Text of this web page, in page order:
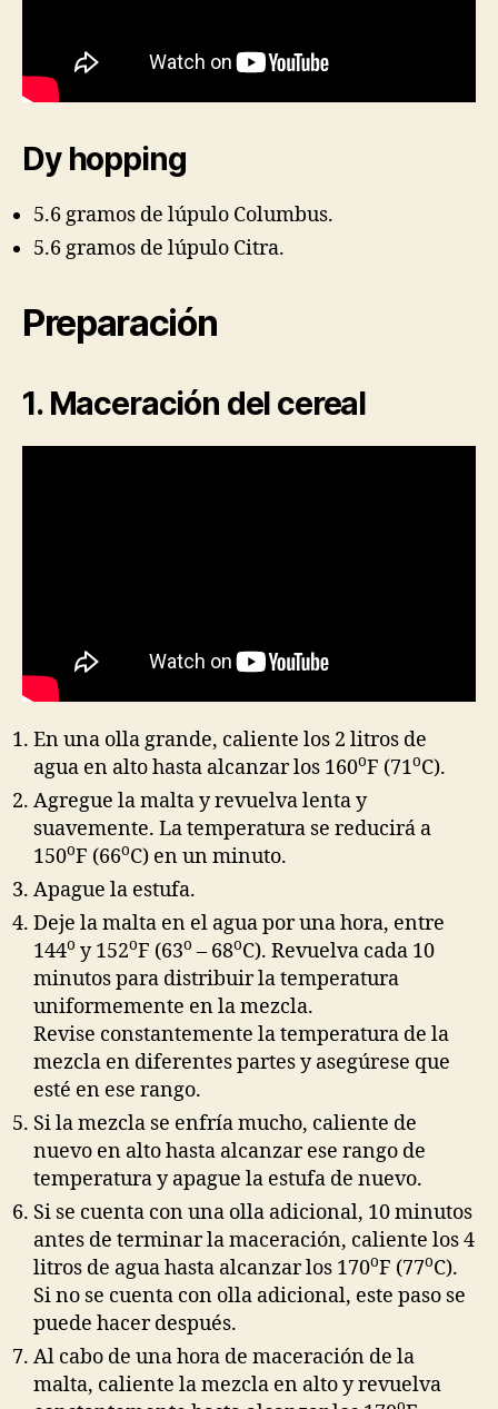
Dy hopping
5.6 gramos de lúpulo Columbus.
5.6 gramos de lúpulo Citra.
Preparación
1. Maceración del cereal
En una olla grande, caliente los 2 litros de
agua en alto hasta alcanzar los 160oF (71oC).
Agregue la malta y revuelva lenta y
suavemente. La temperatura se reducirá a
150oF (66oC) en un minuto.
Apague la estufa.
Deje la malta en el agua por una hora, entre
144o y 152oF (63o – 68oC). Revuelva cada 10
minutos para distribuir la temperatura
uniformemente en la mezcla.
Revise constantemente la temperatura de la
mezcla en diferentes partes y asegúrese que
esté en ese rango.
Si la mezcla se enfría mucho, caliente de
nuevo en alto hasta alcanzar ese rango de
temperatura y apague la estufa de nuevo.
Si se cuenta con una olla adicional, 10 minutos
antes de terminar la maceración, caliente los 4
litros de agua hasta alcanzar los 170oF (77oC).
Si no se cuenta con olla adicional, este paso se
puede hacer después.
Al cabo de una hora de maceración de la
malta, caliente la mezcla en alto y revuelva